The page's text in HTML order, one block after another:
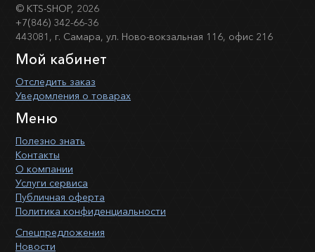
© KTS-SHOP, 2026
+7(846) 342-66-36
443081, г. Самара, ул. Ново-вокзальная 116, офис 216
Мой кабинет
Отследить заказ
Уведомления о товарах
Меню
Полезно знать
Контакты
О компании
Услуги сервиса
Публичная оферта
Политика конфиденциальности
Спецпредложения
Новости